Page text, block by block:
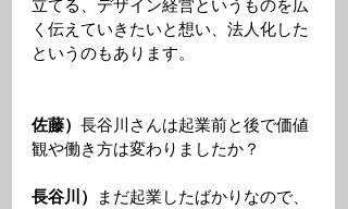
立てる、デザイン経営というものを広
く伝えていきたいと想い、法人化した
というのもあります。
佐藤） 長谷川さんは起業前と後で価値
観や働き方は変わりましたか？
長谷川） まだ起業したばかりなので、